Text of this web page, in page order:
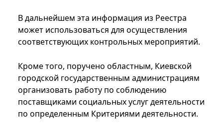
В дальнейшем эта информация из Реестра
может использоваться для осуществления
соответствующих контрольных мероприятий.
Кроме того, поручено областным, Киевской
городской государственным администрациям
организовать работу по соблюдению
поставщиками социальных услуг деятельности
по определенным Критериями деятельности.